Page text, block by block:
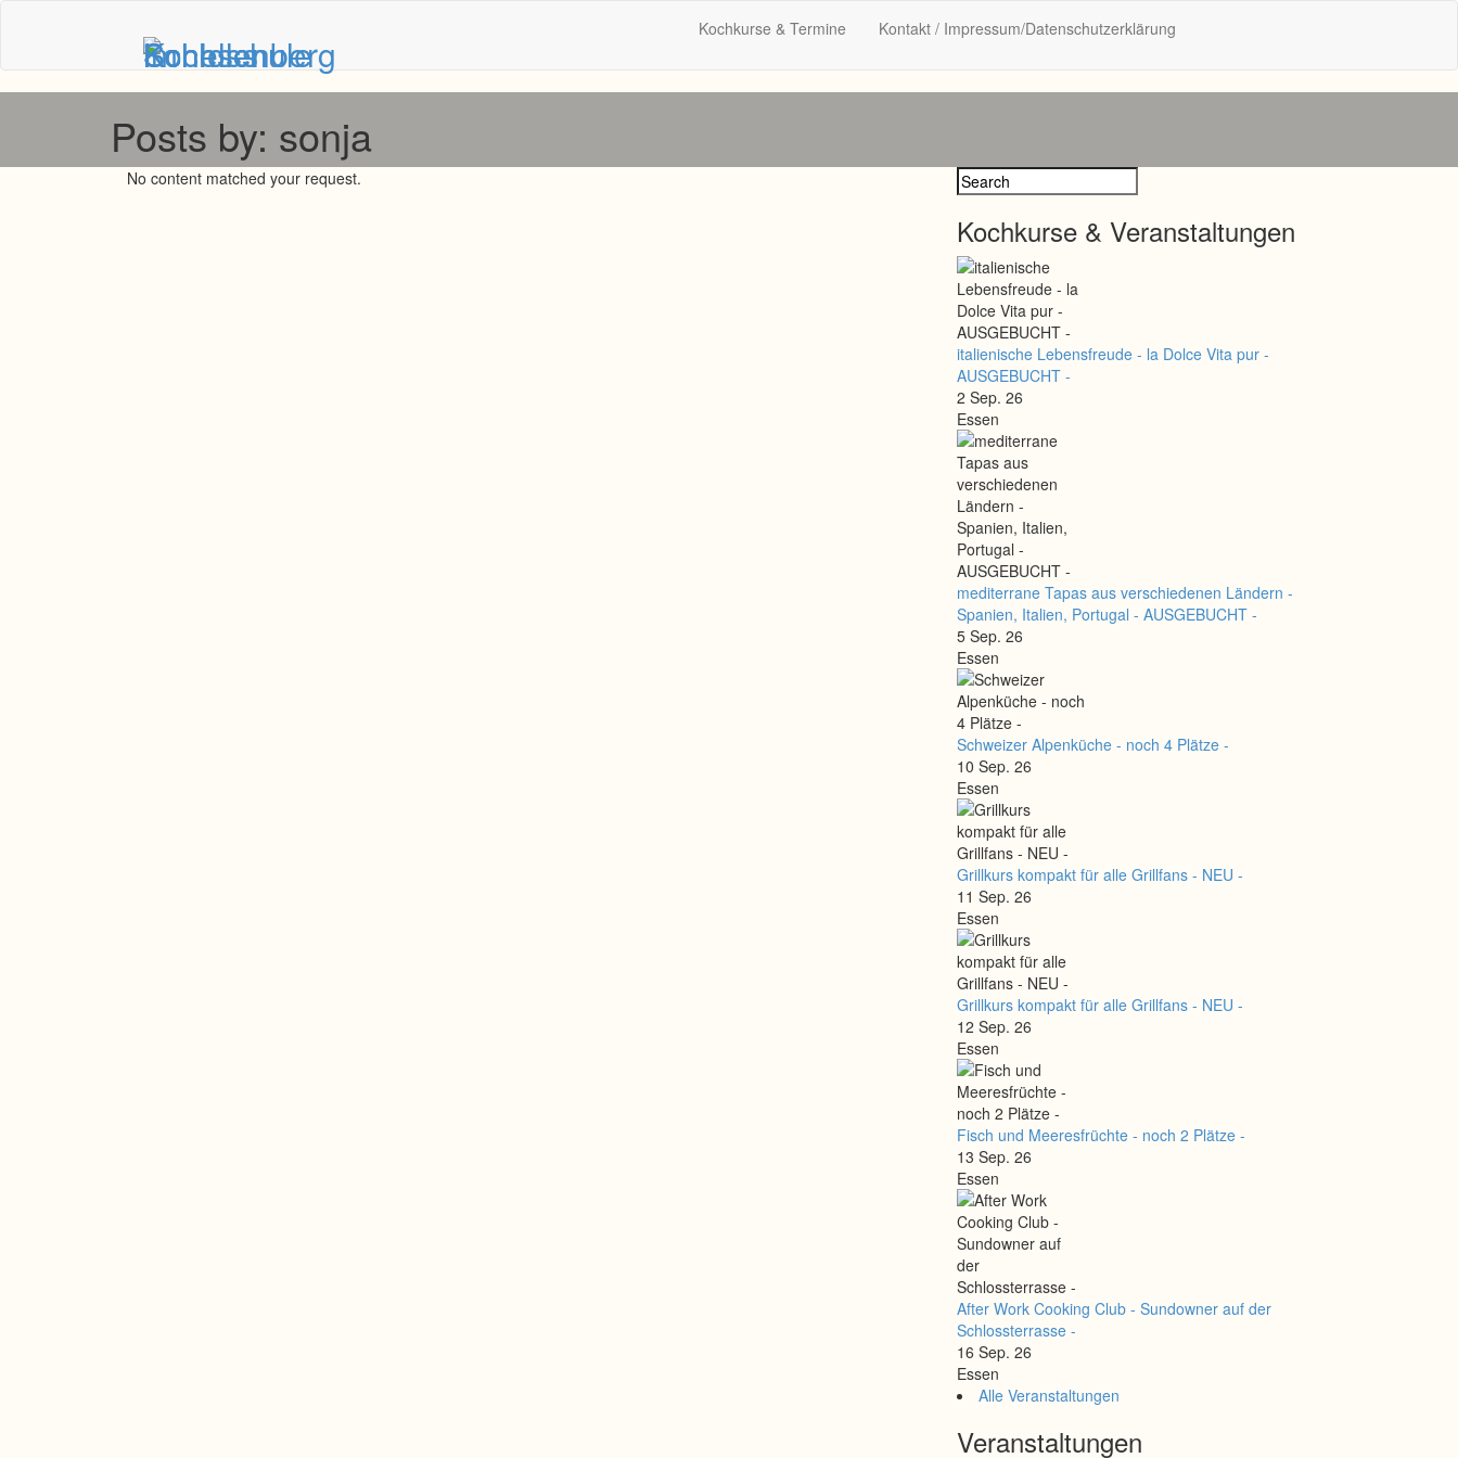
Kochkurse & Termine Kontakt / Impressum/Datenschutzerklärung
Posts by: sonja
No content matched your request.
Kochkurse & Veranstaltungen
italienische Lebensfreude - la Dolce Vita pur -
AUSGEBUCHT -
2 Sep. 26
Essen
mediterrane Tapas aus verschiedenen Ländern -
Spanien, Italien, Portugal - AUSGEBUCHT -
5 Sep. 26
Essen
Schweizer Alpenküche - noch 4 Plätze -
10 Sep. 26
Essen
Grillkurs kompakt für alle Grillfans - NEU -
11 Sep. 26
Essen
Grillkurs kompakt für alle Grillfans - NEU -
12 Sep. 26
Essen
Fisch und Meeresfrüchte - noch 2 Plätze -
13 Sep. 26
Essen
After Work Cooking Club - Sundowner auf der
Schlossterrasse -
16 Sep. 26
Essen
Alle Veranstaltungen
Veranstaltungen